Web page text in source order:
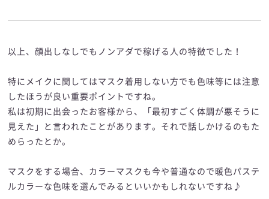
以上、顔出しなしでもノンアダで稼げる人の特徴でした！
特にメイクに関してはマスク着用しない方でも色味等には注意
したほうが良い重要ポイントですね。
私は初期に出会ったお客様から、「最初すごく体調が悪そうに
見えた」と言われたことがあります。それで話しかけるのもた
めらったとか。
マスクをする場合、カラーマスクも今や普通なので暖色パステ
ルカラーな色味を選んでみるといいかもしれないですね♪